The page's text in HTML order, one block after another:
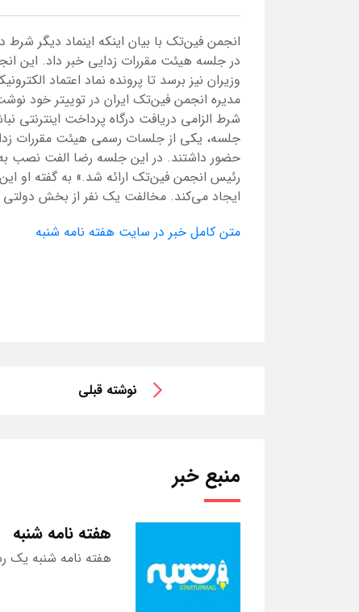
انجمن فین‌تک با بیان اینکه اینماد دیگر
در جلسه هیئت مقررات زدایی خبر داد. این
وزیران نیز برسد تا پرونده نماد اعتماد
مدیره انجمن فین‌تک ایران در توییتر خود
شرط الزامی دریافت درگاه پرداخت
جلسه، یکی از جلسات رسمی هیئت مقررات
حضور داشتند. در این جلسه رضا الفت نصب
رئیس انجمن فین‌تک ارائه شد.» به گفته او این
ایجاد می‌کند. مخالفت یک نفر از بخش دولتی
متن کامل خبر در سایت هفته نامه شنبه
نوشته قبلی
منبع خبر
هفته نامه شنبه
هفته نامه شنبه یک